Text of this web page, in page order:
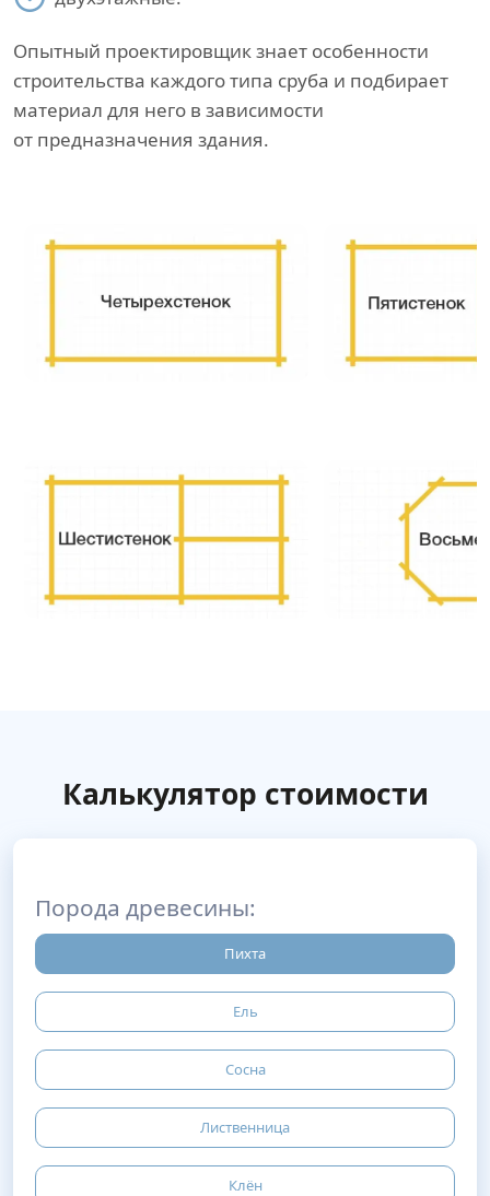
Опытный проектировщик знает особенности
строительства каждого типа сруба и подбирает
материал для него в зависимости
от предназначения здания.
Калькулятор стоимости
Порода древесины:
Пихта
Ель
Сосна
Лиственница
Клён